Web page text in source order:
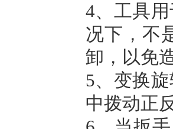
4、工具
况下，不
卸，以免
5、变换
中拨动正